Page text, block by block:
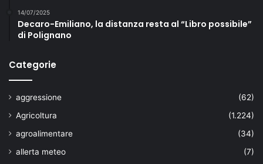
14/07/2025
Decaro-Emiliano, la distanza resta al “Libro possibile”
di Polignano
Categorie
aggressione
(62)
Agricoltura
(1.224)
agroalimentare
(34)
allerta meteo
(7)